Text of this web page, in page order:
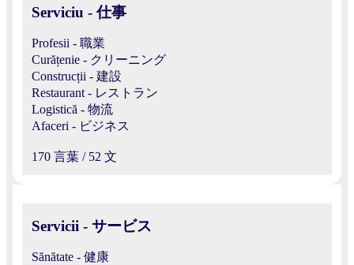
Serviciu - 仕事
Profesii - 職業
Curățenie - クリーニング
Construcții - 建設
Restaurant - レストラン
Logistică - 物流
Afaceri - ビジネス
170 言葉 / 52 文
Servicii - サービス
Sănătate - 健康